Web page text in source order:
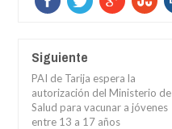
Siguiente
PAI de Tarija espera la
autorización del Ministerio de
Salud para vacunar a jóvenes
entre 13 a 17 años